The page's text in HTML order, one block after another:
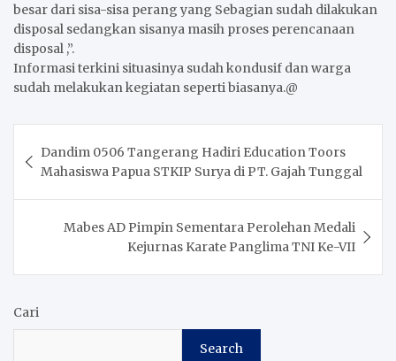
besar dari sisa-sisa perang yang Sebagian sudah dilakukan
disposal sedangkan sisanya masih proses perencanaan
disposal ,”.
Informasi terkini situasinya sudah kondusif dan warga
sudah melakukan kegiatan seperti biasanya.@
navigation
Dandim 0506 Tangerang Hadiri Education Toors
Mahasiswa Papua STKIP Surya di PT. Gajah Tunggal
Mabes AD Pimpin Sementara Perolehan Medali
Kejurnas Karate Panglima TNI Ke-VII
Cari
Search